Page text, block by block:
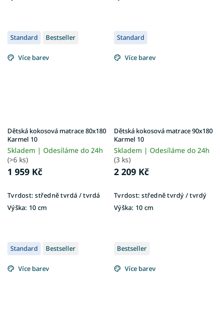
Standard Bestseller
Více barev
Dětská kokosová matrace 80x180
Karmel 10
Skladem | Odesíláme do 24h
(>6 ks)
1 959 Kč
Tvrdost: středně tvrdá / tvrdá
Výška: 10 cm
Standard
Více barev
Dětská kokosová matrace 90x180
Karmel 10
Skladem | Odesíláme do 24h
(3 ks)
2 209 Kč
Tvrdost: středně tvrdý / tvrdý
Výška: 10 cm
Standard Bestseller
Více barev
Bestseller
Více barev